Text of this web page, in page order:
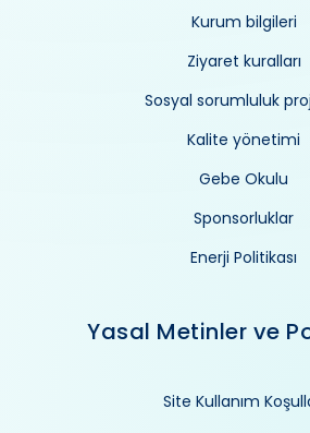
Kurum bilgileri
Ziyaret kuralları
Sosyal sorumluluk
Kalite yönetimi
Gebe Okulu
Sponsorluklar
Enerji Politikası
Yasal Metinler ve
Site Kullanım